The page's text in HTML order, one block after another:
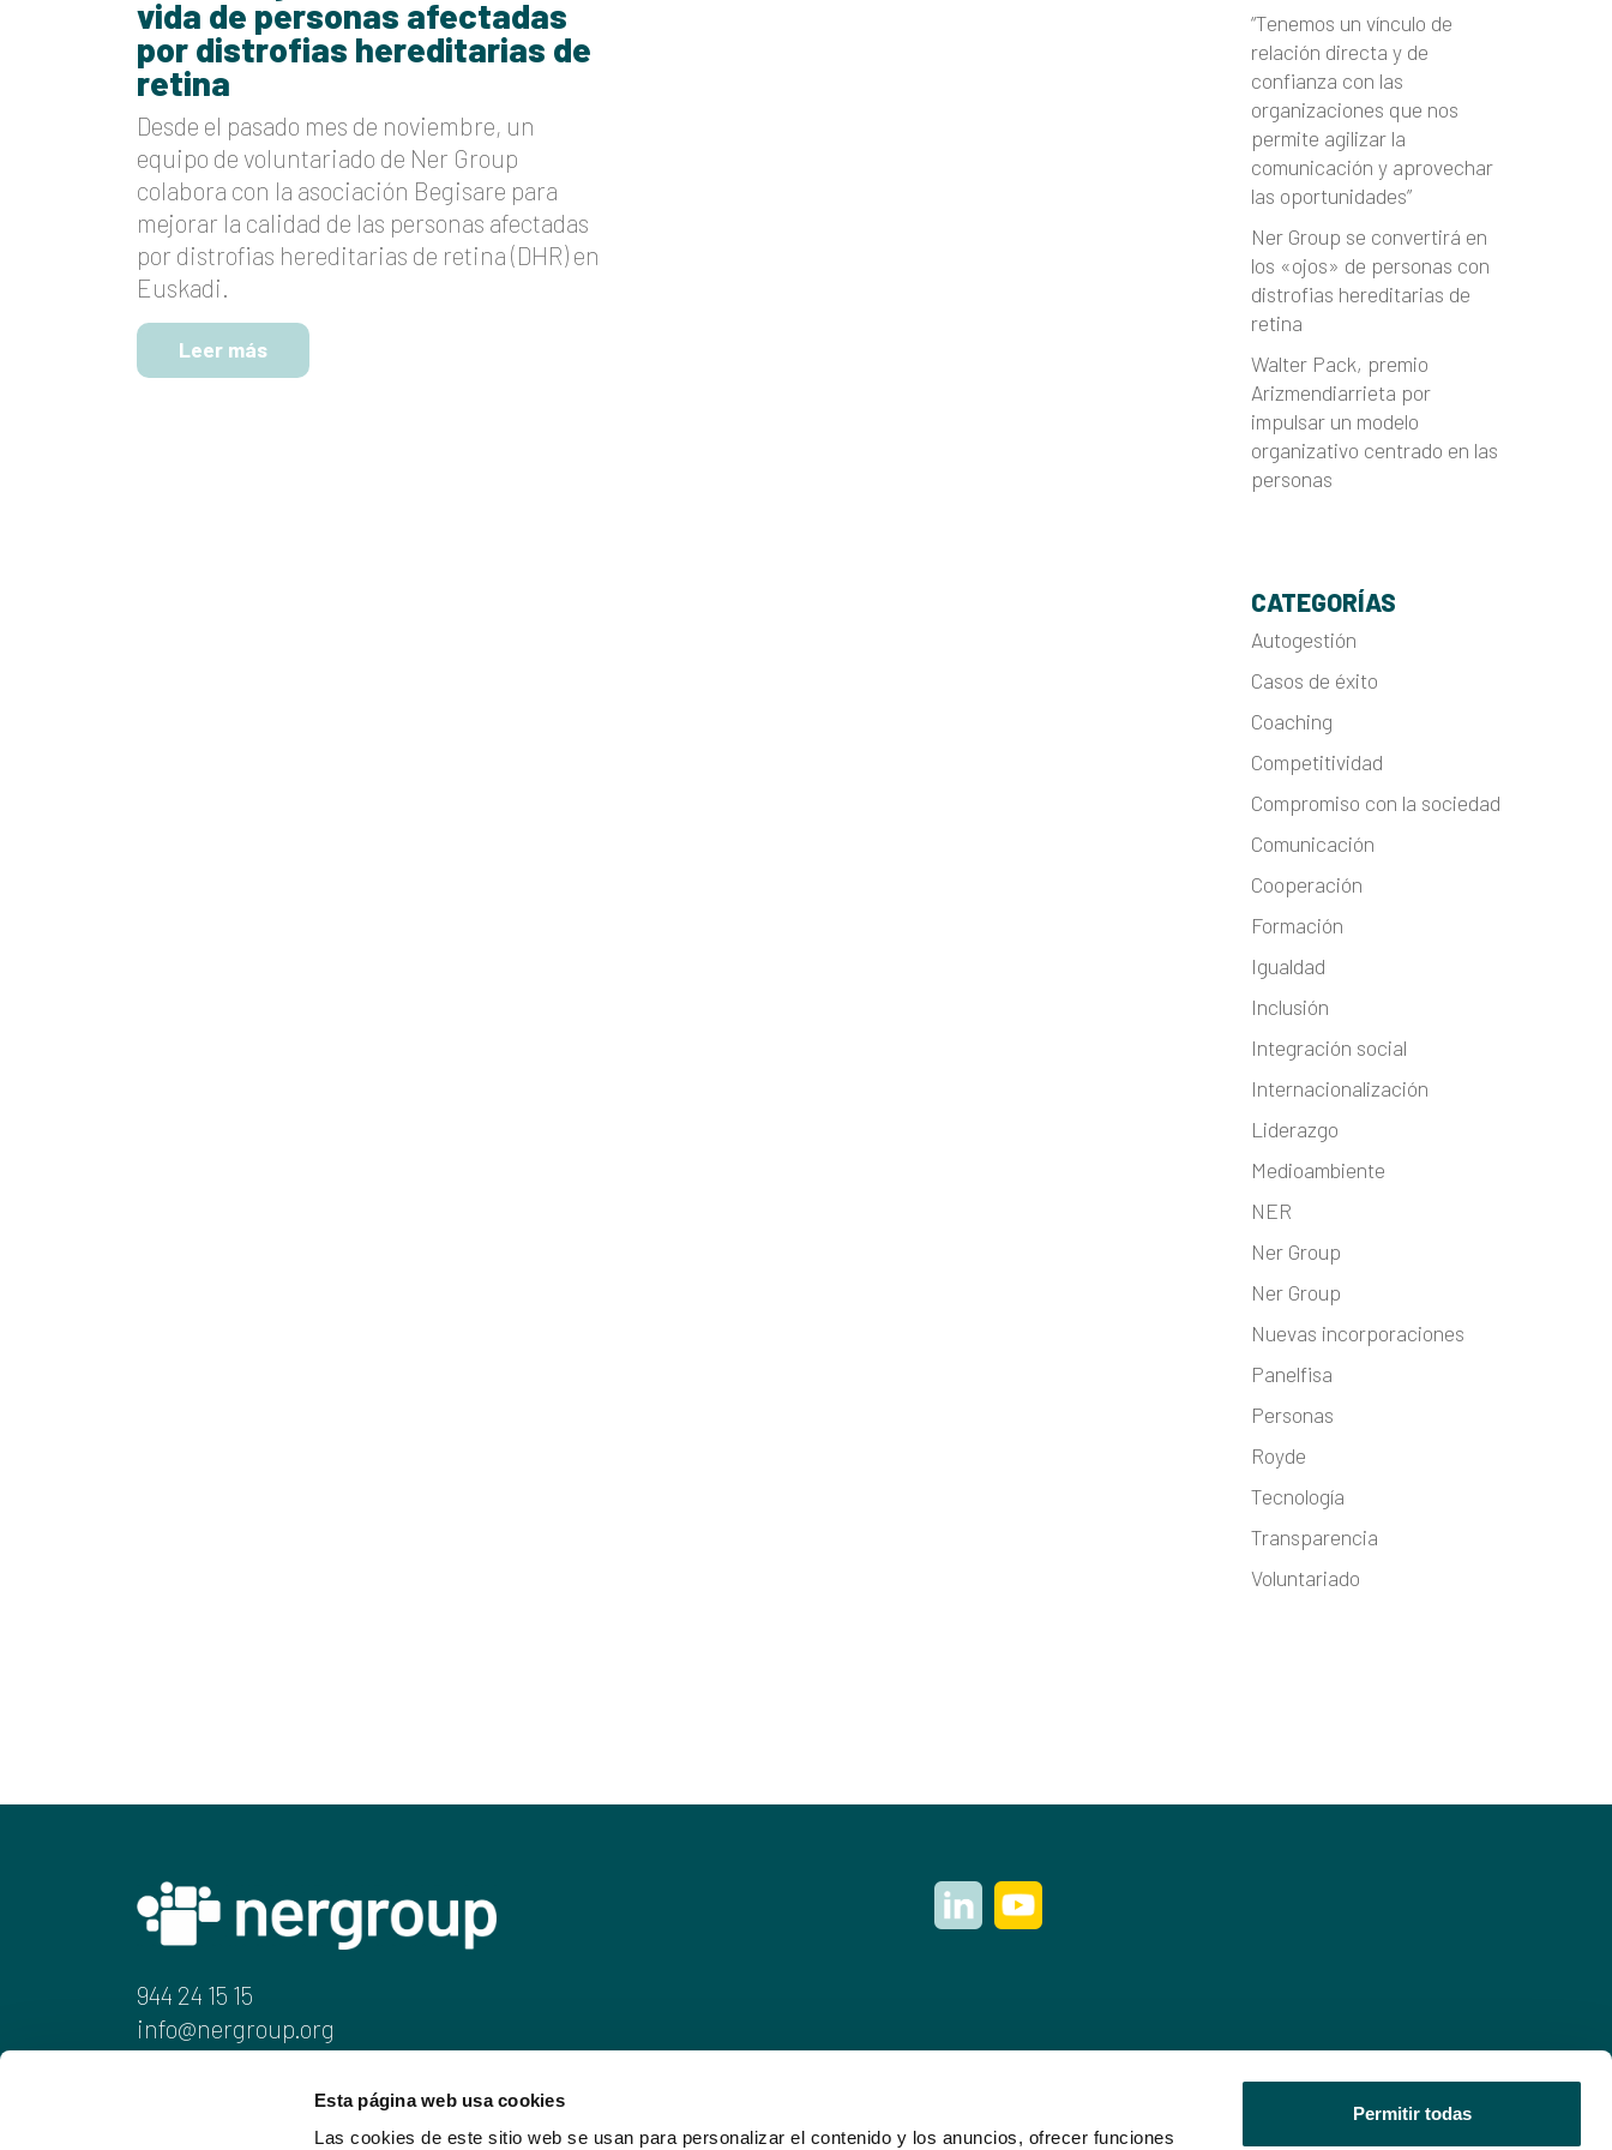
Esta página web usa cookies
Las cookies de este sitio web se usan para personalizar el contenido y los anuncios, ofrecer funciones
Permitir todas
vida de personas afectadas
por distrofias hereditarias de
retina
Desde el pasado mes de noviembre, un
equipo de voluntariado de Ner Group
colabora con la asociación Begisare para
mejorar la calidad de las personas afectadas
por distrofias hereditarias de retina (DHR) en
Euskadi.
Leer más
“Tenemos un vínculo de
relación directa y de
confianza con las
organizaciones que nos
permite agilizar la
comunicación y aprovechar
las oportunidades”
Ner Group se convertirá en
los «ojos» de personas con
distrofias hereditarias de
retina
Walter Pack, premio
Arizmendiarrieta por
impulsar un modelo
organizativo centrado en las
personas
CATEGORÍAS
Autogestión
Casos de éxito
Coaching
Competitividad
Compromiso con la sociedad
Comunicación
Cooperación
Formación
Igualdad
Inclusión
Integración social
Internacionalización
Liderazgo
Medioambiente
NER
Ner Group
Ner Group
Nuevas incorporaciones
Panelfisa
Personas
Royde
Tecnología
Transparencia
Voluntariado
944 24 15 15
info@nergroup.org
Juan de Ajuriaguerra, 6-1.a